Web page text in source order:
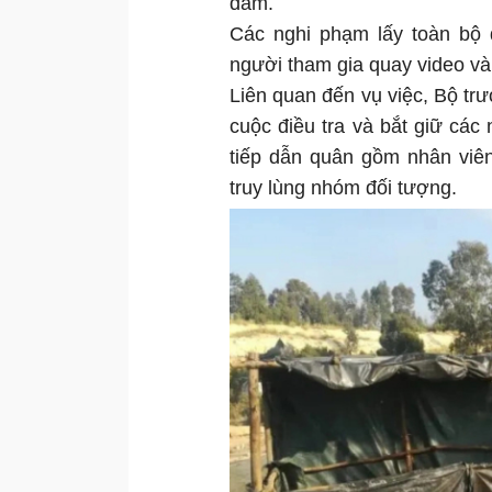
Các nghi phạm lấy toàn
người tham gia quay video
Liên quan đến vụ việc, Bộ
cuộc điều tra và bắt giữ các
tiếp dẫn quân gồm nhân
truy lùng nhóm đối tượng.